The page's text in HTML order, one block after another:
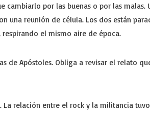
cambiarlo por las buenas o por las malas.
una reunión de célula. Los dos están
el mismo aire de época.
de Apóstoles. Obliga a revisar el relato
relación entre el rock y la militancia